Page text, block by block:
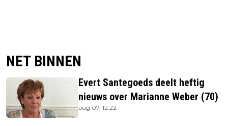
NET BINNEN
Evert Santegoeds deelt heftig
nieuws over Marianne Weber (70)
aug 07, 12:22